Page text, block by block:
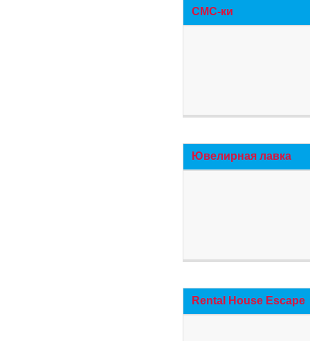
СМС-ки
Ювелирная лавка
Rental House Escape